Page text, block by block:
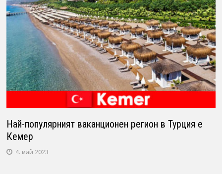
Най-популярният ваканционен регион в Турция е
Кемер
4. май 2023